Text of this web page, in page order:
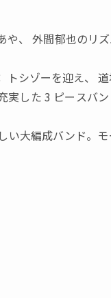
や、
外間郁也のリ
トシゾーを迎え 、
実した 3 ピースバ
い大編成バンド。